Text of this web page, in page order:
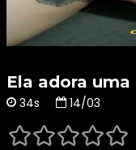
Ela adora
34s 14/03